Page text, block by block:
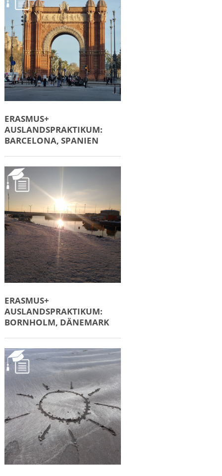
ERASMUS+
AUSLANDSPRAKTIKUM:
BARCELONA, SPANIEN
ERASMUS+
AUSLANDSPRAKTIKUM:
BORNHOLM, DÄNEMARK